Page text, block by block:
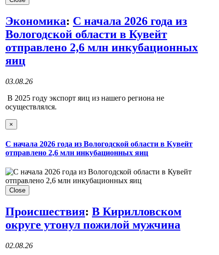
Экономика: С начала 2026 года из
Вологодской области в Кувейт
отправлено 2,6 млн инкубационных
яиц
03.08.26
В 2025 году экспорт яиц из нашего региона не
осуществлялся.
×
С начала 2026 года из Вологодской области в Кувейт
отправлено 2,6 млн инкубационных яиц
Close
Происшествия: В Кирилловском
округе утонул пожилой мужчина
02.08.26